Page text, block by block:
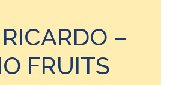
–
FRUITS